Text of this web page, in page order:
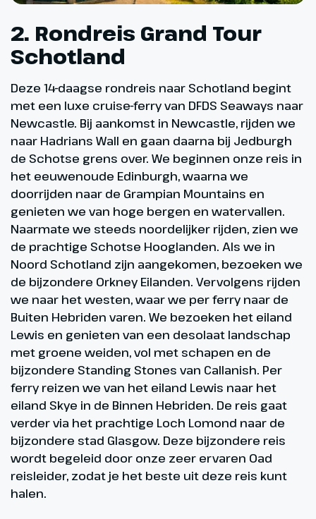
2. Rondreis Grand Tour
Schotland
Deze 14-daagse rondreis naar Schotland begint
met een luxe cruise-ferry van DFDS Seaways naar
Newcastle. Bij aankomst in Newcastle, rijden we
naar Hadrians Wall en gaan daarna bij Jedburgh
de Schotse grens over. We beginnen onze reis in
het eeuwenoude Edinburgh, waarna we
doorrijden naar de Grampian Mountains en
genieten we van hoge bergen en watervallen.
Naarmate we steeds noordelijker rijden, zien we
de prachtige Schotse Hooglanden. Als we in
Noord Schotland zijn aangekomen, bezoeken we
de bijzondere Orkney Eilanden. Vervolgens rijden
we naar het westen, waar we per ferry naar de
Buiten Hebriden varen. We bezoeken het eiland
Lewis en genieten van een desolaat landschap
met groene weiden, vol met schapen en de
bijzondere Standing Stones van Callanish. Per
ferry reizen we van het eiland Lewis naar het
eiland Skye in de Binnen Hebriden. De reis gaat
verder via het prachtige Loch Lomond naar de
bijzondere stad Glasgow. Deze bijzondere reis
wordt begeleid door onze zeer ervaren Oad
reisleider, zodat je het beste uit deze reis kunt
halen.